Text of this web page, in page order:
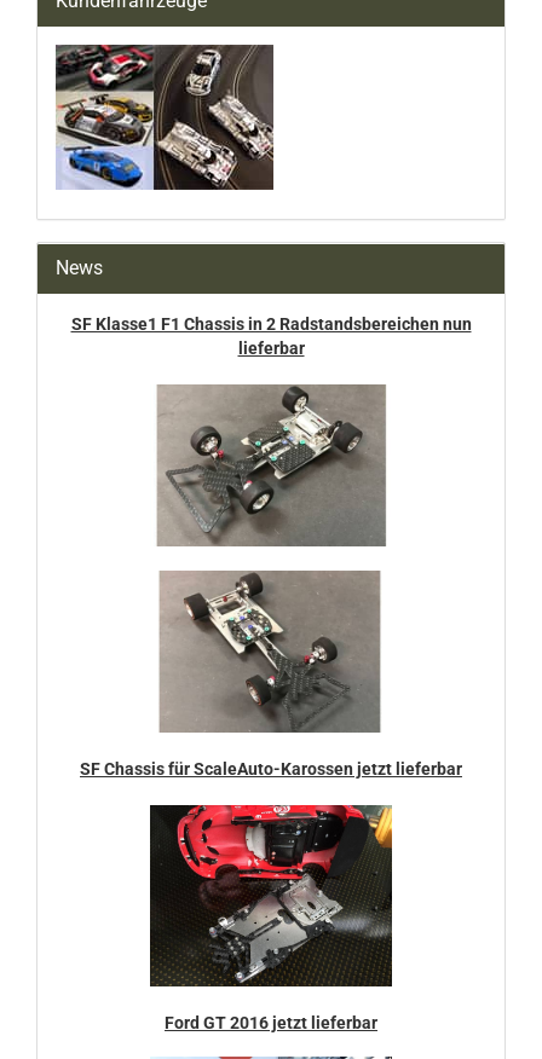
News
SF Klasse1 F1 Chassis in 2 Radstandsbereichen nun
lieferbar
SF Chassis für ScaleAuto-Karossen jetzt lieferbar
Ford GT 2016 jetzt lieferbar